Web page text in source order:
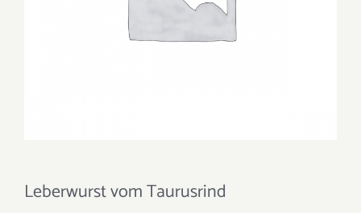
Leberwurst vom Taurusrind